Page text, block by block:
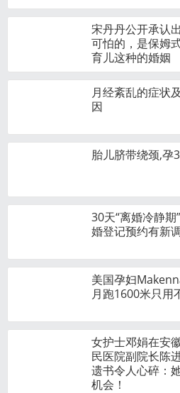
宋丹丹公开承认
可怕的，是保姆
育儿这种的婚姻
月经紊乱的症状
因
胎儿脐带绕颈,孕
30天“离婚冷静
婚登记预约有新
美国孕妇
月跑1600米只用
女护士邓娟在安
民医院副院长陈
遗书令人心碎：
机会！